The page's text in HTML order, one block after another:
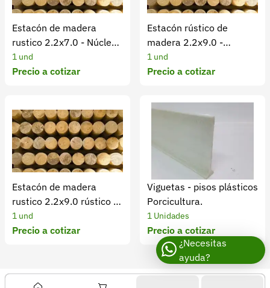
Estacón de madera
rustico 2.2x7.0 - Núcleos
de madera
1 und
Precio a cotizar
Estacón rústico de
madera 2.2x9.0 -
Núcleos de madera
1 und
Precio a cotizar
Estacón de madera
rustico 2.2x9.0 rústico -
Núcleos de madera
1 und
Precio a cotizar
Viguetas - pisos plásticos
Porcicultura.
1 Unidades
Precio a cotizar
¿Necesitas
ayuda?